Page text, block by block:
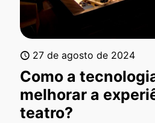
27 de agosto de 2024
Como a
melhorar a
teatro?